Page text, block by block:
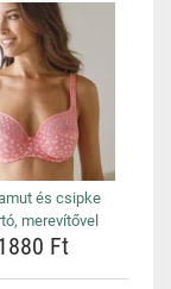
és csipke
merevítővel
Ft